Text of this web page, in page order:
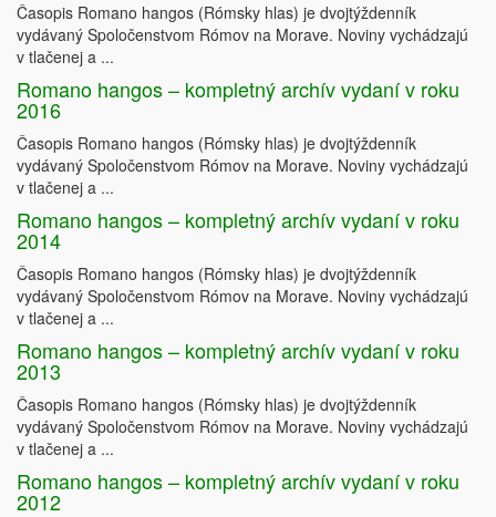
Časopis Romano hangos (Rómsky hlas) je dvojtýždenník
vydávaný Spoločenstvom Rómov na Morave. Noviny vychádzajú
v tlačenej a ...
Romano hangos – kompletný archív vydaní v roku
2016
Časopis Romano hangos (Rómsky hlas) je dvojtýždenník
vydávaný Spoločenstvom Rómov na Morave. Noviny vychádzajú
v tlačenej a ...
Romano hangos – kompletný archív vydaní v roku
2014
Časopis Romano hangos (Rómsky hlas) je dvojtýždenník
vydávaný Spoločenstvom Rómov na Morave. Noviny vychádzajú
v tlačenej a ...
Romano hangos – kompletný archív vydaní v roku
2013
Časopis Romano hangos (Rómsky hlas) je dvojtýždenník
vydávaný Spoločenstvom Rómov na Morave. Noviny vychádzajú
v tlačenej a ...
Romano hangos – kompletný archív vydaní v roku
2012